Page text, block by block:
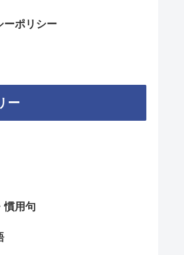
ーポリシー
ー
慣用句